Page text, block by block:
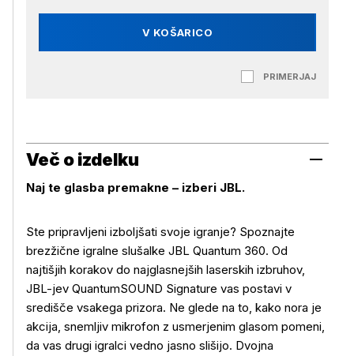
V KOŠARICO
PRIMERJAJ
Več o izdelku
Naj te glasba premakne – izberi JBL.
Ste pripravljeni izboljšati svoje igranje? Spoznajte
brezžične igralne slušalke JBL Quantum 360. Od
najtišjih korakov do najglasnejših laserskih izbruhov,
JBL-jev QuantumSOUND Signature vas postavi v
središče vsakega prizora. Ne glede na to, kako nora je
akcija, snemljiv mikrofon z usmerjenim glasom pomeni,
da vas drugi igralci vedno jasno slišijo. Dvojna